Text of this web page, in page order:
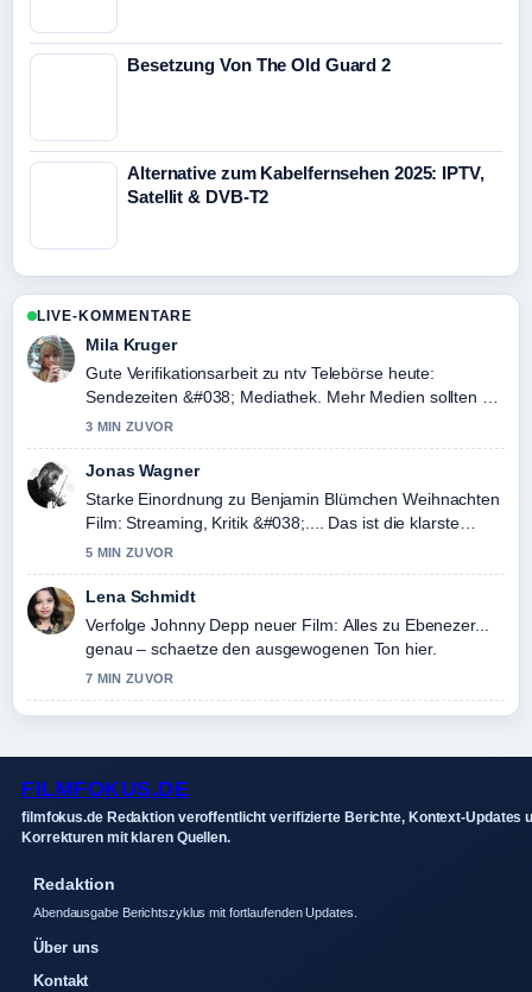
Besetzung Von The Old Guard 2
Alternative zum Kabelfernsehen 2025: IPTV,
Satellit & DVB-T2
LIVE-KOMMENTARE
Mila Kruger
Gute Verifikationsarbeit zu ntv Telebörse heute:
Sendezeiten &#038; Mediathek. Mehr Medien sollten so
schreiben.
3 MIN ZUVOR
Jonas Wagner
Starke Einordnung zu Benjamin Blümchen Weihnachten
Film: Streaming, Kritik &#038;.... Das ist die klarste
Zusammenfassung, die ich heute gesehen habe.
5 MIN ZUVOR
Lena Schmidt
Verfolge Johnny Depp neuer Film: Alles zu Ebenezer...
genau – schaetze den ausgewogenen Ton hier.
7 MIN ZUVOR
FILMFOKUS.DE
filmfokus.de Redaktion veroffentlicht verifizierte Berichte, Kontext-Updates
Korrekturen mit klaren Quellen.
Redaktion
Abendausgabe Berichtszyklus mit fortlaufenden Updates.
Über uns
Kontakt